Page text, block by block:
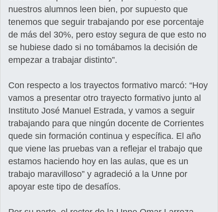
nuestros alumnos leen bien, por supuesto que
tenemos que seguir trabajando por ese porcentaje
de más del 30%, pero estoy segura de que esto no
se hubiese dado si no tomábamos la decisión de
empezar a trabajar distinto”.
Con respecto a los trayectos formativo marcó: “Hoy
vamos a presentar otro trayecto formativo junto al
Instituto José Manuel Estrada, y vamos a seguir
trabajando para que ningún docente de Corrientes
quede sin formación continua y específica. El año
que viene las pruebas van a reflejar el trabajo que
estamos haciendo hoy en las aulas, que es un
trabajo maravilloso” y agradeció a la Unne por
apoyar este tipo de desafíos.